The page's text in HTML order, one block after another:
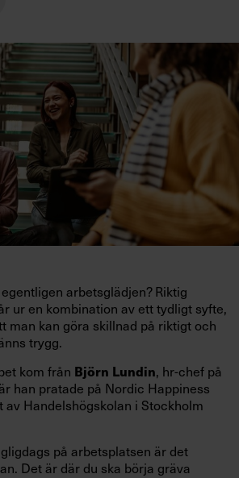
egentligen arbetsglädjen? Riktig
ur en kombination av ett tydligt syfte,
man kan göra skillnad på riktigt och
trygg.
kom från Björn Lundin, hr-chef på
han pratade på Nordic Happiness
av Handelshögskolan i Stockholm
på arbetsplatsen är det
Det är där du ska börja gräva